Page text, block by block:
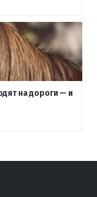
на дороги — и